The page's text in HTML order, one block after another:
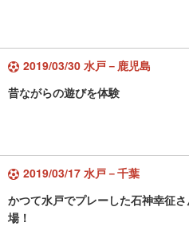
2019/03/30 水戸－鹿児島
昔ながらの遊びを体験
2019/03/17 水戸－千葉
かつて水戸でプレーした石神幸征
場！